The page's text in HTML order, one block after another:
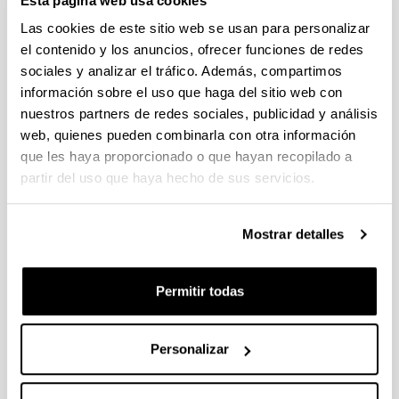
Las cookies de este sitio web se usan para personalizar
el contenido y los anuncios, ofrecer funciones de redes
sociales y analizar el tráfico. Además, compartimos
información sobre el uso que haga del sitio web con
nuestros partners de redes sociales, publicidad y análisis
web, quienes pueden combinarla con otra información
que les haya proporcionado o que hayan recopilado a
partir del uso que haya hecho de sus servicios.
Mostrar detalles
Permitir todas
Personalizar
competitivas: europeas,
nacionales y autonómicas
Formas y escalas de las divisiones
del espacio en el noroeste de la
Península Ibérica (AD 700-1035)
Entidad financiadora:
Investigación, Desarrollo e Innovación Orientada a los
Retos de la Sociedad (Referencia: HAR2016-76094-
Descripción: